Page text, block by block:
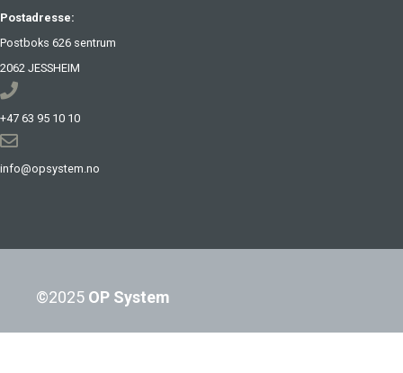
Postadresse:
Postboks 626 sentrum
2062 JESSHEIM
+47 63 95 10 10
info@opsystem.no
©2025 OP System